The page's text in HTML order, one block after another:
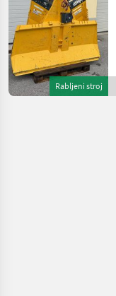
Rabljeni stroj